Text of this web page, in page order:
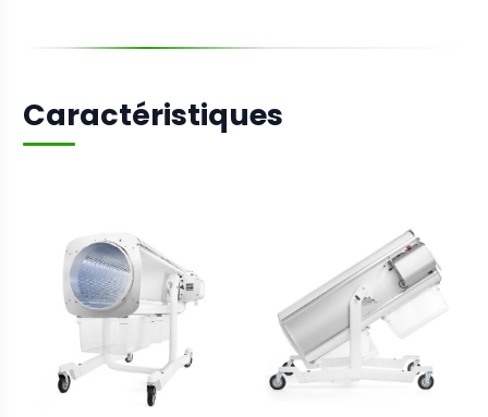
Caractéristiques